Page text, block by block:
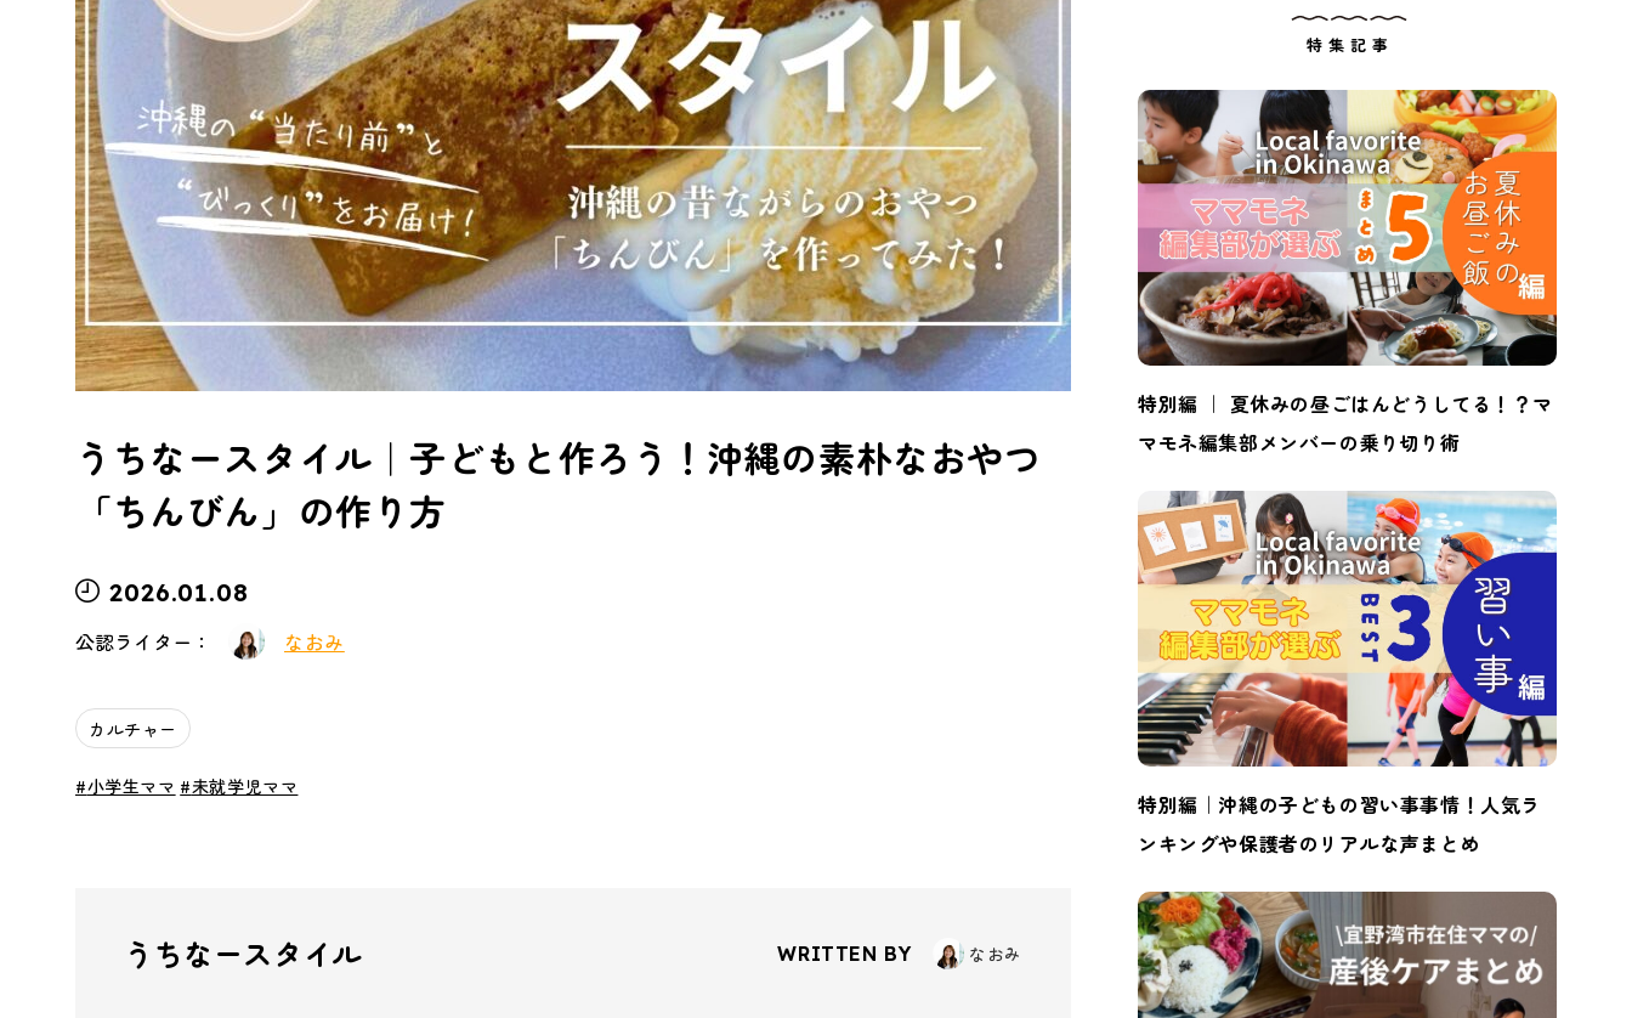
うちなースタイル｜子どもと作ろう！沖縄の素朴なおやつ
「ちんびん」の作り方
2026.01.08
公認ライター： なおみ
カルチャー
小学生ママ 未就学児ママ
うちなースタイル WRITTEN BY なおみ
特集記事
特別編 ｜ 夏休みの昼ごはんどうしてる！？マ
マモネ編集部メンバーの乗り切り術
特別編｜沖縄の子どもの習い事事情！人気ラ
ンキングや保護者のリアルな声まとめ